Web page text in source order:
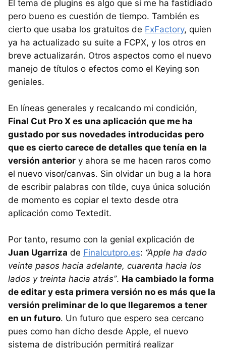
El tema de plugins es algo que si me ha fastidiado
pero bueno es cuestión de tiempo. También es
cierto que usaba los gratuitos de FxFactory, quien
ya ha actualizado su suite a FCPX, y los otros en
breve actualizarán. Otros aspectos como el nuevo
manejo de títulos o efectos como el Keying son
geniales.
En líneas generales y recalcando mi condición,
Final Cut Pro X es una aplicación que me ha
gustado por sus novedades introducidas pero
que es cierto carece de detalles que tenía en la
versión anterior y ahora se me hacen raros como
el nuevo visor/canvas. Sin olvidar un bug a la hora
de escribir palabras con tílde, cuya única solución
de momento es copiar el texto desde otra
aplicación como Textedit.
Por tanto, resumo con la genial explicación de
Juan Ugarriza de Finalcutpro.es: “Apple ha dado
veinte pasos hacia adelante, cuarenta hacia los
lados y treinta hacia atrás”. Ha cambiado la forma
de editar y esta primera versión no es más que la
versión preliminar de lo que llegaremos a tener
en un futuro. Un futuro que espero sea cercano
pues como han dicho desde Apple, el nuevo
sistema de distribución permitirá realizar